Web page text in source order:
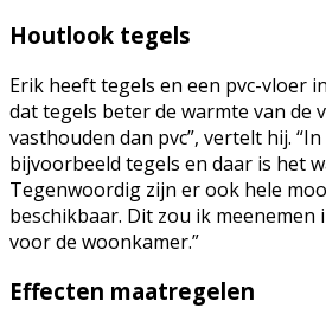
Houtlook tegels
Erik heeft tegels en een pvc-vloer
dat tegels beter de warmte van de
vasthouden dan pvc”, vertelt hij.
bijvoorbeeld tegels en daar is het
Tegenwoordig zijn er ook hele
beschikbaar. Dit zou ik meenemen
voor de woonkamer.”
Effecten maatregelen